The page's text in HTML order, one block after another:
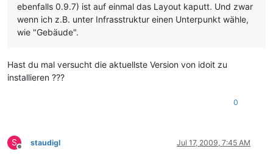
ebenfalls 0.9.7) ist auf einmal das Layout kaputt. Und zwar
wenn ich z.B. unter Infrasstruktur einen Unterpunkt wähle,
wie "Gebäude".
Hast du mal versucht die aktuellste Version von idoit zu
installieren ???
0
S
Offline
staudigl Jul 17, 2009, 7:45 AM